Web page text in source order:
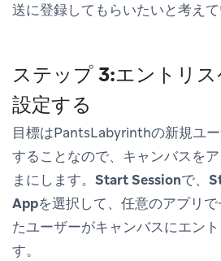
送に登録してもらいたいと考えて
ステップ 3:エントリ
設定する
目標はPantsLabyrinthの新規ユ
することなので、キャンバスを
まにします。 Start Sessionで、
Appを選択して、任意のアプリ
たユーザーがキャンバスにエン
す。